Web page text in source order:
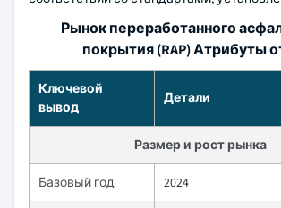
Рынок переработанного
покрытия (RAP) Атрибуты
Ключевой
вывод
Детали
Размер и рост рынка
Базовый год 2024